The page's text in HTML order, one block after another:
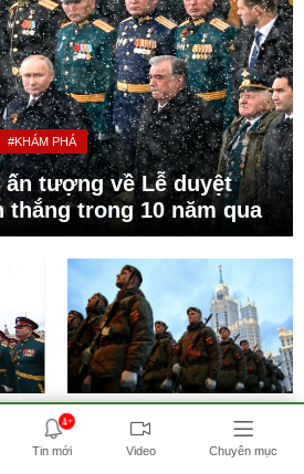
#KHÁM PHÁ
tượng về Lễ duyệt
thắng trong 10 năm qua
#NGA
Nga tổng duyệt duyệt binh
4+
Tin mới Video Chuyên mục